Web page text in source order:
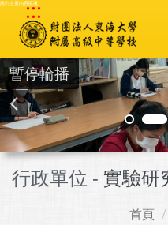
跳到主要內容區塊
:::
暫停輪播
行政單位 - 實驗研
首頁